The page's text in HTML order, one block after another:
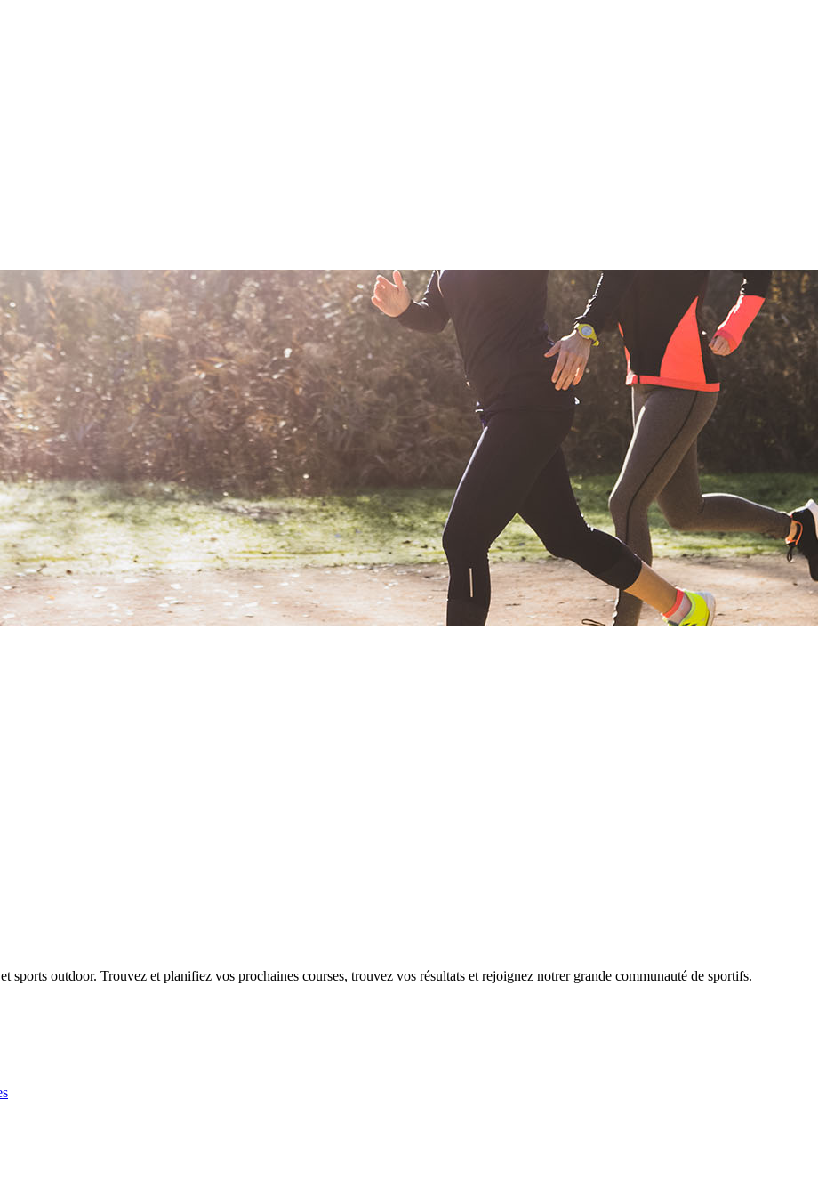
outdoor. Trouvez et planifiez vos prochaines courses, trouvez vos résultats et rejoignez notrer grande communauté de sportifs.